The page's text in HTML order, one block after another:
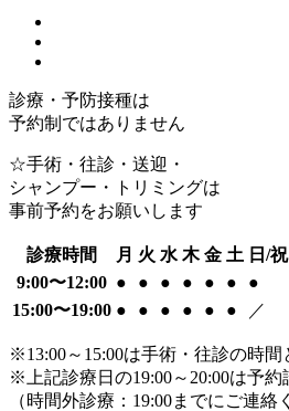
診療・予防接種は
予約制ではありません
☆手術・往診・送迎・
シャンプー・トリミングは
事前予約をお願いします
診療時間 月 火 水 木 金 土 日/祝
9:00〜12:00 ● ● ● ● ● ●
●
15:00〜19:00 ● ● ● ● ● ● ／
※13:00～15:00は手術・往診の時間
※上記診療日の19:00～20:00は予約
（時間外診療：19:00までにご連絡